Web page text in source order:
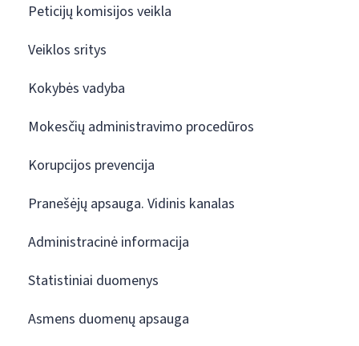
Peticijų komisijos veikla
Veiklos sritys
Kokybės vadyba
Mokesčių administravimo procedūros
Korupcijos prevencija
Pranešėjų apsauga. Vidinis kanalas
Administracinė informacija
Statistiniai duomenys
Asmens duomenų apsauga